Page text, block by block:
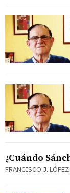
¿Cuándo
FRANCISCO J.